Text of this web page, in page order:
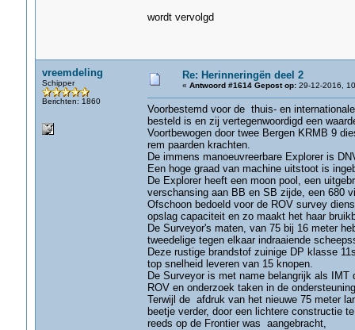
wordt vervolgd
vreemdeling
Schipper
Berichten: 1860
Re: Herinneringën deel 2
« Antwoord #1614 Gepost op:29-12-2016,
Voorbestemd voor de thuis- en
besteld is en zij vertegenwoordigd een
Voortbewogen door twee Bergen KRMB 9
rem paarden krachten.
De immens manoeuvreerbare Explorer is
Een hoge graad van machine uitstoot is
De Explorer heeft een moon pool, een
verschansing aan BB en SB zijde, een 680
Ofschoon bedoeld voor de ROV survey
opslag capaciteit en zo maakt het haar
De Surveyor's maten, van 75 bij 16 meter
tweedelige tegen elkaar indraaiende
Deze rustige brandstof zuinige DP klasse
top snelheid leveren van 15 knopen.
De Surveyor is met name belangrijk als
ROV en onderzoek taken in de
Terwijl de afdruk van het nieuwe 75 meter
beetje verder, door een lichtere constructie
reeds op de Frontier was aangebracht,